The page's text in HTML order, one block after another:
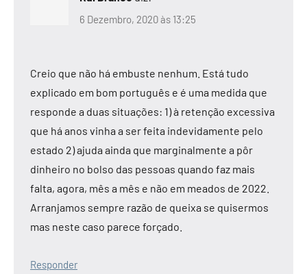
6 Dezembro, 2020 às 13:25
Creio que não há embuste nenhum. Está tudo
explicado em bom português e é uma medida que
responde a duas situações: 1) à retenção excessiva
que há anos vinha a ser feita indevidamente pelo
estado 2) ajuda ainda que marginalmente a pôr
dinheiro no bolso das pessoas quando faz mais
falta, agora, mês a mês e não em meados de 2022.
Arranjamos sempre razão de queixa se quisermos
mas neste caso parece forçado.
Responder